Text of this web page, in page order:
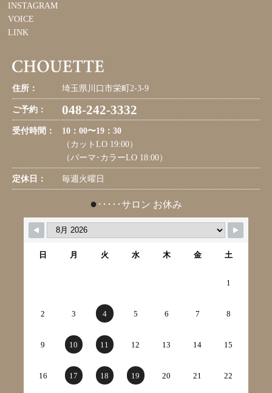
INSTAGRAM
VOICE
LINK
住所： 埼玉県川口市栄町2-3-9
ご予約： 048-242-3332
受付時間：
10：00〜19：30
（カットLO 19:00）
（パーマ･カラーLO 18:00）
定休日： 毎週火曜日
● ･････サロン お休み
日 月 火 水 木 金 土
1
2 3 4 5 6 7 8
9 10 11 12 13 14 15
16 17 18 19 20 21 22